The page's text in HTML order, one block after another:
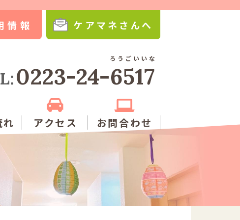
情報 ケアマネさんへ
0223-24-6517
ろうごいいな
アクセス お問合わせ